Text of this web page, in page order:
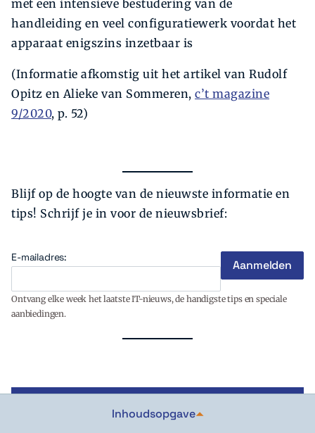
met een intensieve bestudering van de
handleiding en veel configuratiewerk voordat het
apparaat enigszins inzetbaar is
(Informatie afkomstig uit het artikel van Rudolf
Opitz en Alieke van Sommeren, c’t magazine
9/2020, p. 52)
Blijf op de hoogte van de nieuwste informatie en
tips! Schrijf je in voor de nieuwsbrief:
E-mailadres:
Ontvang elke week het laatste IT-nieuws, de handigste tips en speciale
aanbiedingen.
WAT IS ER WAAR VAN IT-MYTHES?
Inhoudsopgave